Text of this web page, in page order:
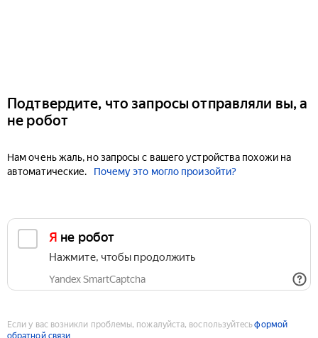
Подтвердите, что запросы отправляли вы, а
не робот
Нам очень жаль, но запросы с вашего устройства похожи на
автоматические.
Почему это могло произойти?
Я не робот
Нажмите, чтобы продолжить
Yandex SmartCaptcha
Если у вас возникли проблемы, пожалуйста, воспользуйтесьформой
обратной связи